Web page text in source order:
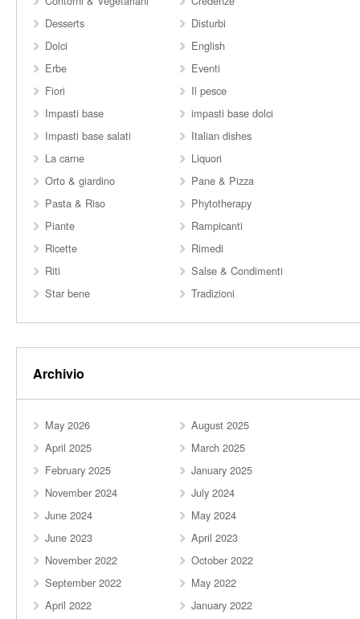
Desserts
Disturbi
Dolci
English
Erbe
Eventi
Fiori
Il pesce
Impasti base
impasti base dolci
Impasti base salati
Italian dishes
La carne
Liquori
Orto & giardino
Pane & Pizza
Pasta & Riso
Phytotherapy
Piante
Rampicanti
Ricette
Rimedi
Riti
Salse & Condimenti
Star bene
Tradizioni
Archivio
May 2026
August 2025
April 2025
March 2025
February 2025
January 2025
November 2024
July 2024
June 2024
May 2024
June 2023
April 2023
November 2022
October 2022
September 2022
May 2022
April 2022
January 2022